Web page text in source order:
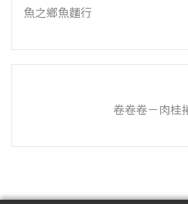
魚之鄉魚麵行
卷卷卷－肉桂